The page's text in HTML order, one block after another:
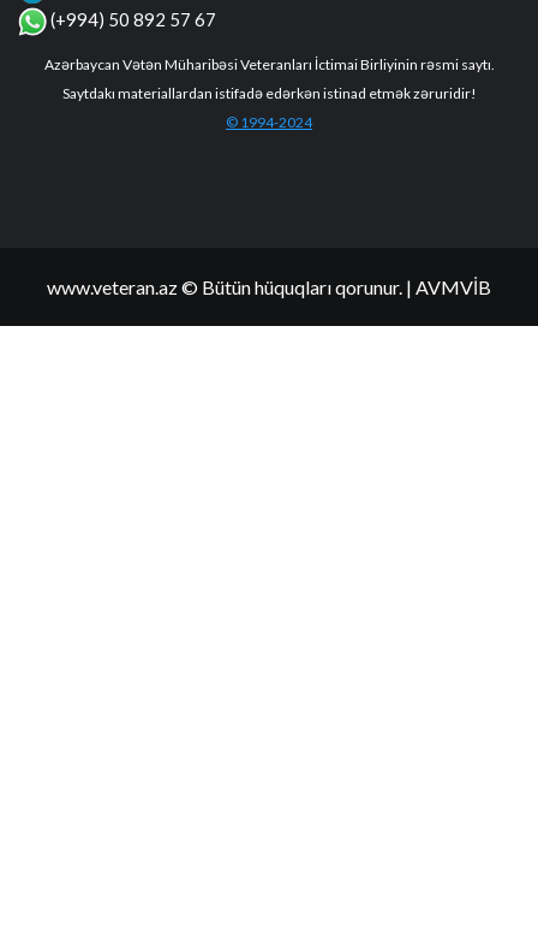
(+994) 50 892 57 67
Azərbaycan Vətən Müharibəsi Veteranları İctimai Birliyinin rəsmi saytı.
Saytdakı materiallardan istifadə edərkən istinad etmək zəruridir!
© 1994-2024
www.veteran.az © Bütün hüquqları qorunur. | AVMVİB